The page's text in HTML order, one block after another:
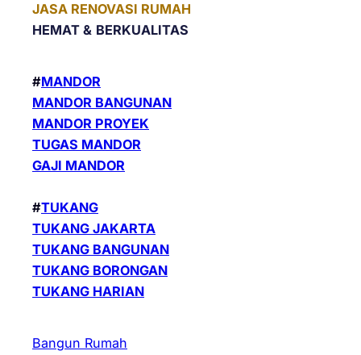
JASA RENOVASI RUMAH
HEMAT & BERKUALITAS
#MANDOR
MANDOR BANGUNAN
MANDOR PROYEK
TUGAS MANDOR
GAJI MANDOR
#TUKANG
TUKANG JAKARTA
TUKANG BANGUNAN
TUKANG BORONGAN
TUKANG HARIAN
Bangun Rumah